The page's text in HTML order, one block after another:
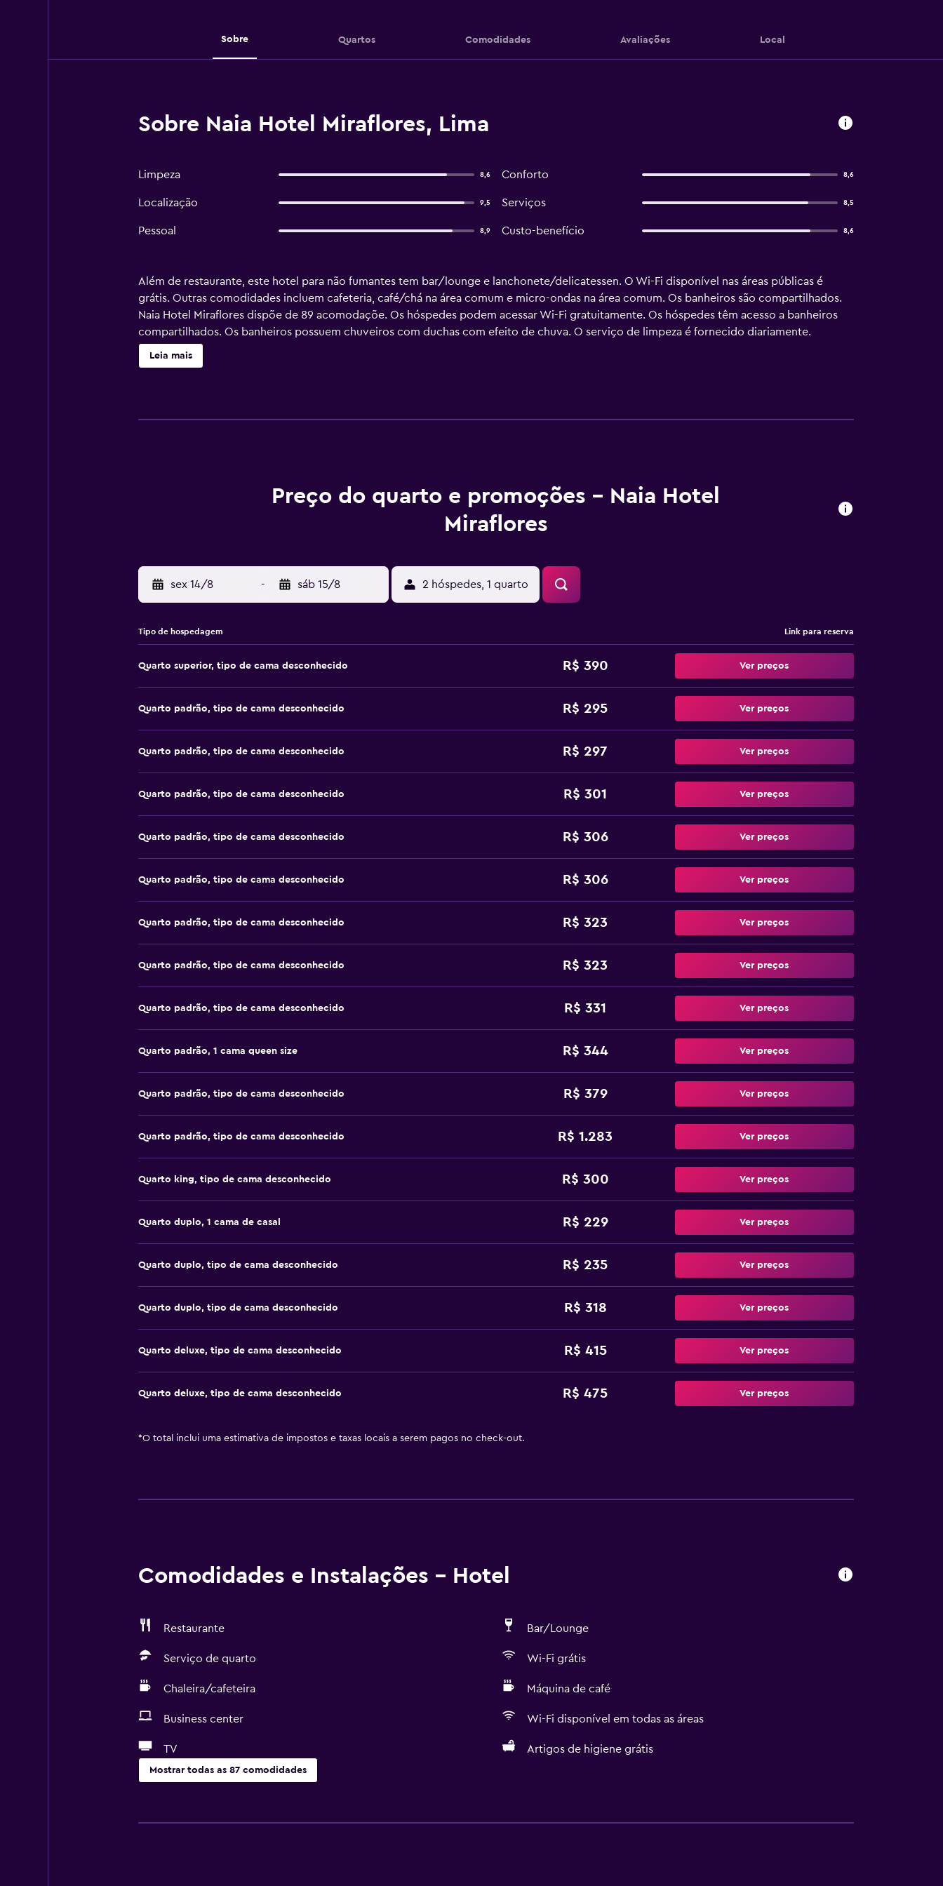
Sobre Quartos Comodidades Avaliações Local
Sobre Naia Hotel Miraflores, Lima
Limpeza 8,6 Conforto 8,6
Localização 9,5 Serviços 8,5
Pessoal 8,9 Custo-benefício 8,6
Além de restaurante, este hotel para não fumantes tem bar/lounge e lanchonete/delicatessen. O Wi-Fi disponível nas áreas públicas é
grátis. Outras comodidades incluem cafeteria, café/chá na área comum e micro-ondas na área comum. Os banheiros são compartilhados.
Naia Hotel Miraflores dispõe de 89 acomodaçõe. Os hóspedes podem acessar Wi-Fi gratuitamente. Os hóspedes têm acesso a banheiros
compartilhados. Os banheiros possuem chuveiros com duchas com efeito de chuva. O serviço de limpeza é fornecido diariamente.
Leia mais
Preço do quarto e promoções - Naia Hotel
Miraflores
sex 14/8 - sáb 15/8 2 hóspedes, 1 quarto
Tipo de hospedagem Link para reserva
Quarto superior, tipo de cama desconhecido R$ 390 Ver preços
Quarto padrão, tipo de cama desconhecido R$ 295 Ver preços
Quarto padrão, tipo de cama desconhecido R$ 297 Ver preços
Quarto padrão, tipo de cama desconhecido R$ 301 Ver preços
Quarto padrão, tipo de cama desconhecido R$ 306 Ver preços
Quarto padrão, tipo de cama desconhecido R$ 306 Ver preços
Quarto padrão, tipo de cama desconhecido R$ 323 Ver preços
Quarto padrão, tipo de cama desconhecido R$ 323 Ver preços
Quarto padrão, tipo de cama desconhecido R$ 331 Ver preços
Quarto padrão, 1 cama queen size R$ 344 Ver preços
Quarto padrão, tipo de cama desconhecido R$ 379 Ver preços
Quarto padrão, tipo de cama desconhecido R$ 1.283 Ver preços
Quarto king, tipo de cama desconhecido R$ 300 Ver preços
Quarto duplo, 1 cama de casal R$ 229 Ver preços
Quarto duplo, tipo de cama desconhecido R$ 235 Ver preços
Quarto duplo, tipo de cama desconhecido R$ 318 Ver preços
Quarto deluxe, tipo de cama desconhecido R$ 415 Ver preços
Quarto deluxe, tipo de cama desconhecido R$ 475 Ver preços
*O total inclui uma estimativa de impostos e taxas locais a serem pagos no check-out.
Comodidades e Instalações - Hotel
Restaurante Bar/Lounge
Serviço de quarto Wi-Fi grátis
Chaleira/cafeteira Máquina de café
Business center Wi-Fi disponível em todas as áreas
TV Artigos de higiene grátis
Mostrar todas as 87 comodidades
Wi-Fi grátis
Business center